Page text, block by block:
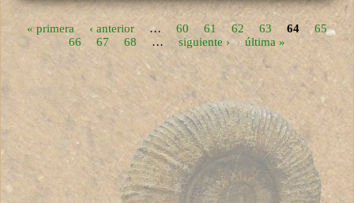
Páginas
« primera ‹ anterior … 60 61 62 63 64
65
66
67 68 … siguiente › última »